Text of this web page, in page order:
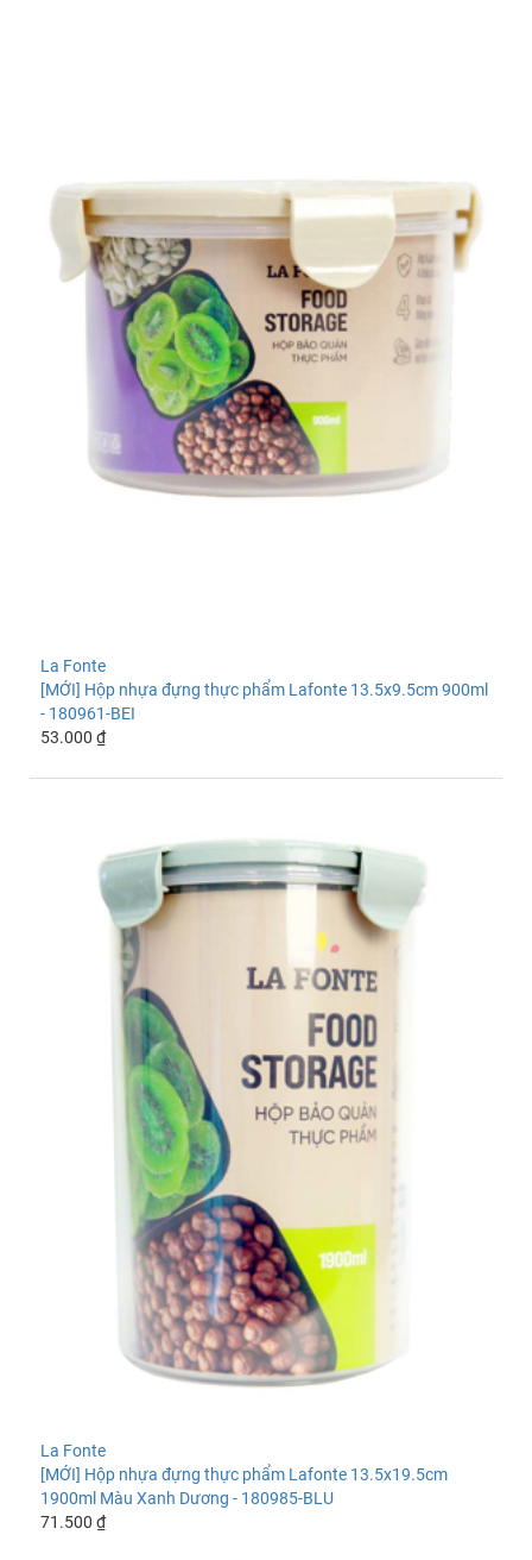
La Fonte
[MỚI] Hộp nhựa đựng thực phẩm Lafonte 13.5x9.5cm 900ml
- 180961-BEI
53.000 ₫
La Fonte
[MỚI] Hộp nhựa đựng thực phẩm Lafonte 13.5x19.5cm
1900ml Màu Xanh Dương - 180985-BLU
71.500 ₫